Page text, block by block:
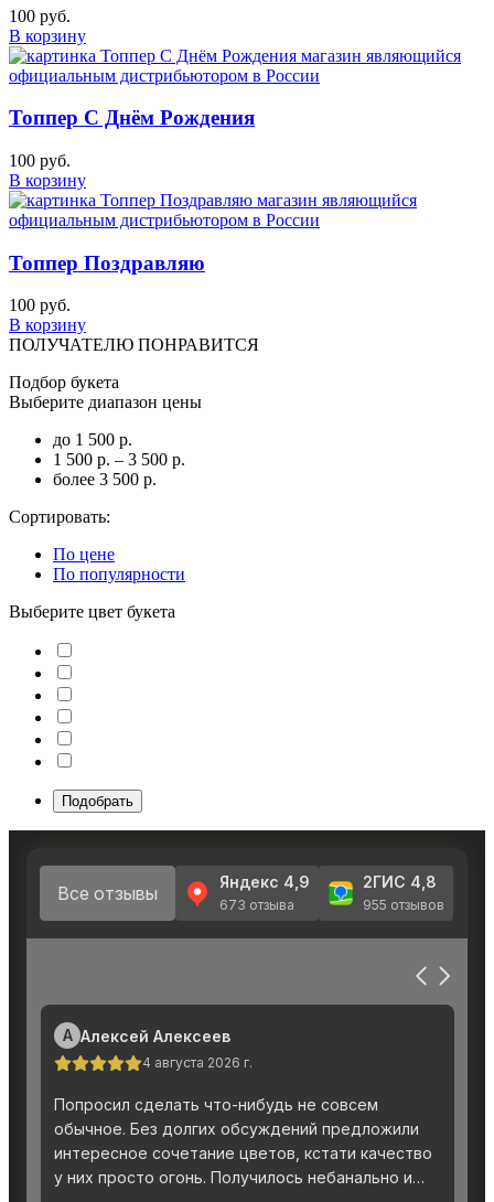
100 руб.
В корзину
Топпер С Днём Рождения
100 руб.
В корзину
Топпер Поздравляю
100 руб.
В корзину
ПОЛУЧАТЕЛЮ ПОНРАВИТСЯ
Подбор букета
Выберите диапазон цены
до 1 500 р.
1 500 р. – 3 500 р.
более 3 500 р.
Сортировать:
По цене
По популярности
Выберите цвет букета
Подобрать